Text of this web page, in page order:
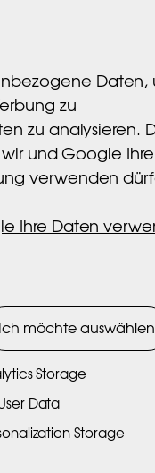
Daten,
zu
zu analysieren.
wir und Google Ihre
verwenden
Ihre Daten
Ich möchte auswählen
Storage
Data
Storage